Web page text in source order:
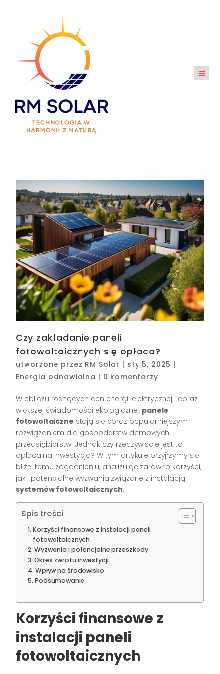
Czy zakładanie paneli
fotowoltaicznych się opłaca?
utworzone przez RM Solar | sty 5, 2025 |
Energia odnawialna | 0 komentarzy
W obliczu rosnących cen energii elektrycznej i coraz
większej świadomości ekologicznej, panele
fotowoltaiczne stają się coraz popularniejszym
rozwiązaniem dla gospodarstw domowych i
przedsiębiorstw. Jednak czy rzeczywiście jest to
opłacalna inwestycja? W tym artykule przyjrzymy się
bliżej temu zagadnieniu, analizując zarówno korzyści,
jak i potencjalne wyzwania związane z instalacją
systemów fotowoltaicznych.
Spis treści
Korzyści finansowe z instalacji paneli
fotowoltaicznych
Wyzwania i potencjalne przeszkody
Okres zwrotu inwestycji
Wpływ na środowisko
Podsumowanie
Korzyści finansowe z
instalacji paneli
fotowoltaicznych